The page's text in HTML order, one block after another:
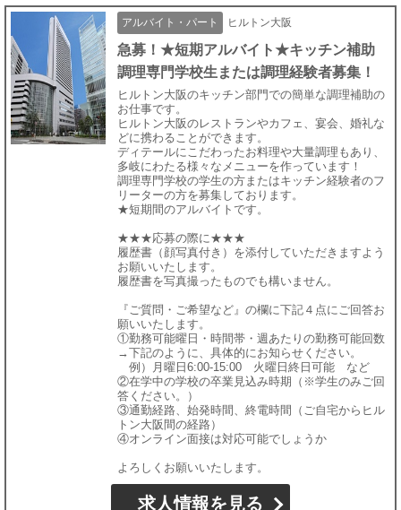
アルバイト・パート ヒルトン大阪
急募！★短期アルバイト★キッチン補助
調理専門学校生または調理経験者募集！
ヒルトン大阪のキッチン部門での簡単な調理補助の
お仕事です。
ヒルトン大阪のレストランやカフェ、宴会、婚礼な
どに携わることができます。
ディテールにこだわったお料理や大量調理もあり、
多岐にわたる様々なメニューを作っています！
調理専門学校の学生の方またはキッチン経験者のフ
リーターの方を募集しております。
★短期間のアルバイトです。
★★★応募の際に★★★
履歴書（顔写真付き）を添付していただきますよう
お願いいたします。
履歴書を写真撮ったものでも構いません。
『ご質問・ご希望など』の欄に下記４点にご回答お
願いいたします。
①勤務可能曜日・時間帯・週あたりの勤務可能回数
→下記のように、具体的にお知らせください。
例）月曜日6:00-15:00 火曜日終日可能 など
②在学中の学校の卒業見込み時期（※学生のみご回
答ください。）
③通勤経路、始発時間、終電時間（ご自宅からヒル
トン大阪間の経路）
④オンライン面接は対応可能でしょうか
よろしくお願いいたします。
求人情報を見る
利用規約